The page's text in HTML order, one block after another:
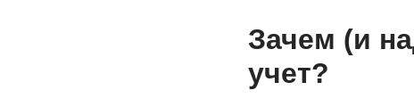
Зачем (и
учет?